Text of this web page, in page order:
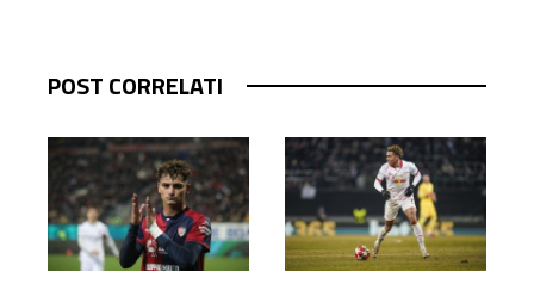
POST CORRELATI